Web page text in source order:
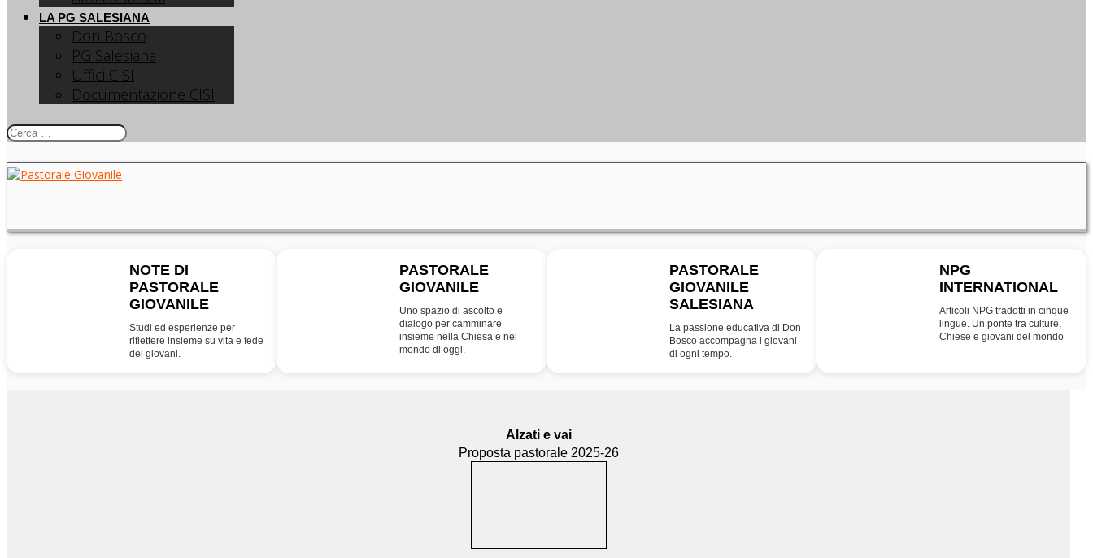
LA PG SALESIANA
Don Bosco
PG Salesiana
Uffici CISI
Documentazione CISI
NOTE DI
PASTORALE
GIOVANILE
Studi ed esperienze per
riflettere insieme su vita e fede
dei giovani.
PASTORALE
GIOVANILE
Uno spazio di ascolto e
dialogo per camminare
insieme nella Chiesa e nel
mondo di oggi.
PASTORALE
GIOVANILE
SALESIANA
La passione educativa di Don
Bosco accompagna i giovani
di ogni tempo.
NPG
INTERNATIONAL
Articoli NPG tradotti in cinque
lingue. Un ponte tra culture,
Chiese e giovani del mondo
Alzati e vai
Proposta pastorale 2025-26